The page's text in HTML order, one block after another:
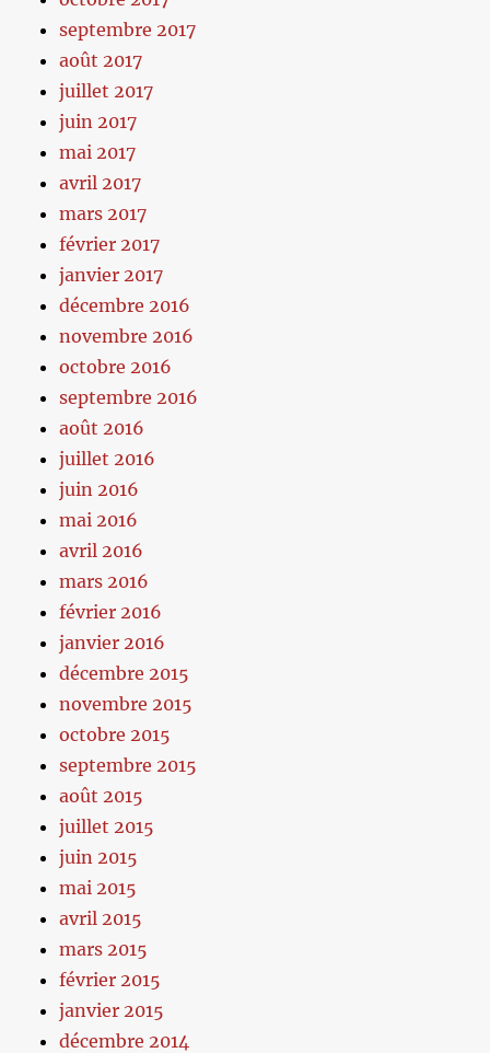
septembre 2017
août 2017
juillet 2017
juin 2017
mai 2017
avril 2017
mars 2017
février 2017
janvier 2017
décembre 2016
novembre 2016
octobre 2016
septembre 2016
août 2016
juillet 2016
juin 2016
mai 2016
avril 2016
mars 2016
février 2016
janvier 2016
décembre 2015
novembre 2015
octobre 2015
septembre 2015
août 2015
juillet 2015
juin 2015
mai 2015
avril 2015
mars 2015
février 2015
janvier 2015
décembre 2014